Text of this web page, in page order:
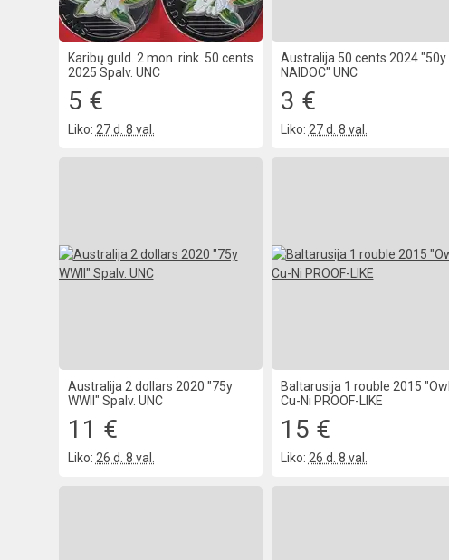
Karibų guld. 2 mon. rink. 50 cents
2025 Spalv. UNC
5 €
Liko: 27 d. 8 val.
Australija 50 cents 2024 "50y
NAIDOC" UNC
3 €
Liko: 27 d. 8 val.
Australija 2 dollars 2020 "75y
WWII" Spalv. UNC
11 €
Liko: 26 d. 8 val.
Baltarusija 1 rouble 2015
Cu-Ni PROOF-LIKE
15 €
Liko: 26 d. 8 val.